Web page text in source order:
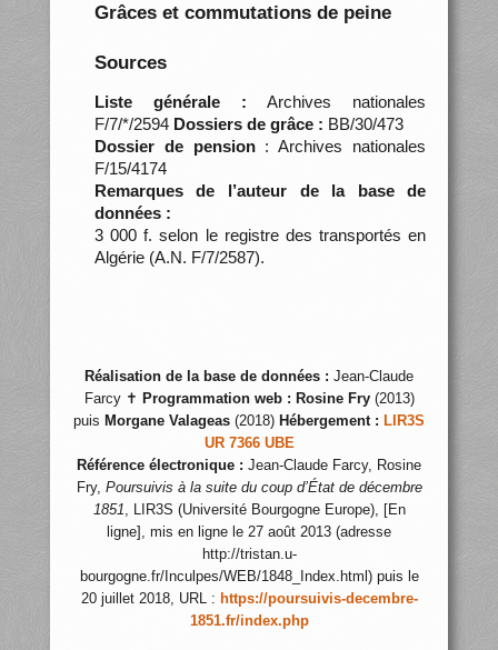
Grâces et commutations de peine
Sources
Liste générale : Archives nationales
F/7/*/2594 Dossiers de grâce : BB/30/473
Dossier de pension: Archives nationales
F/15/4174
Remarques de l’auteur de la base de
données :
3 000 f. selon le registre des transportés en
Algérie (A.N. F/7/2587).
Réalisation de la base de données : Jean-Claude
Farcy ✝ Programmation web : Rosine Fry(2013)
puis Morgane Valageas (2018) Hébergement : LIR3S
UR 7366 UBE
Référence électronique : Jean-Claude Farcy, Rosine
Fry, Poursuivis à la suite du coup d’État de décembre
1851, LIR3S (Université Bourgogne Europe), [En
ligne], mis en ligne le 27 août 2013 (adresse
http://tristan.u-
bourgogne.fr/Inculpes/WEB/1848_Index.html) puis le
20 juillet 2018, URL : https://poursuivis-decembre-
1851.fr/index.php